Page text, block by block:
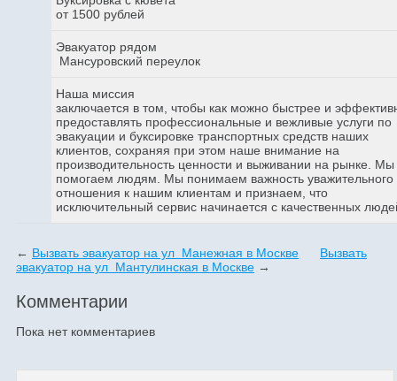
от 1500 рублей
Эвакуатор рядом
Мансуровский переулок
Наша миссия
заключается в том, чтобы как можно быстрее и
предоставлять профессиональные и вежливые услуги по
эвакуации и буксировке транспортных средств наших
клиентов, сохраняя при этом наше внимание на
производительность ценности и выживании на рынке. Мы
помогаем людям. Мы понимаем важность уважительного
отношения к нашим клиентам и признаем, что
исключительный сервис начинается с качественных
← Вызвать эвакуатор на ул Манежная в Москве
Вызвать
эвакуатор на ул Мантулинская в Москве →
Комментарии
Пока нет комментариев